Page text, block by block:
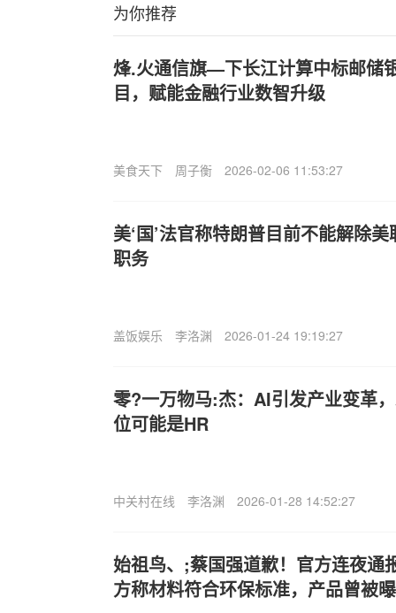
为你推荐
烽.火通信旗—下长江计算中标邮储
目，赋能金融行业数智升级
美食天下 周子衡 2026-02-06 11:53:27
美‘国’法官称特朗普目前不能解除
职务
盖饭娱乐 李洛渊 2026-01-24 19:19:27
零?一万物马:杰：AI引发产业变革
位可能是HR
中关村在线 李洛渊 2026-01-28 14:52:27
始祖鸟、;蔡国强道歉！官方连夜通
方称材料符合环保标准，产品曾被